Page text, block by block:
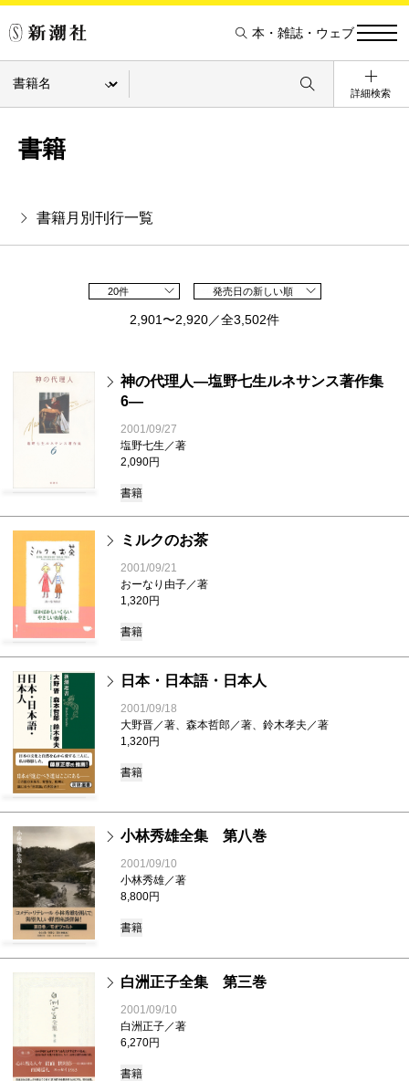
本・雑誌・ウェブ
詳細検索
書籍
書籍月別刊行一覧
20件 発売日の新しい順
2,901〜2,920／全3,502件
神の代理人―塩野七生ルネサンス著作集
6―
2001/09/27
塩野七生／著
2,090円
書籍
ミルクのお茶
2001/09/21
おーなり由子／著
1,320円
書籍
日本・日本語・日本人
2001/09/18
大野晋／著、森本哲郎／著、鈴木孝夫／著
1,320円
書籍
小林秀雄全集 第八巻
2001/09/10
小林秀雄／著
8,800円
書籍
白洲正子全集 第三巻
2001/09/10
白洲正子／著
6,270円
書籍